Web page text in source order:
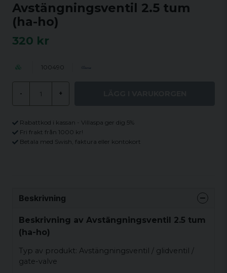
Avstängningsventil 2.5 tum
(ha-ho)
320 kr
100490
- +
Rabattkod i kassan - Villaspa ger dig 5%
Fri frakt från 1000 kr!
Betala med Swish, faktura eller kontokort
Beskrivning
Beskrivning av Avstängningsventil 2.5 tum
(ha-ho)
Typ av produkt: Avstängningsventil / glidventil /
gate-valve